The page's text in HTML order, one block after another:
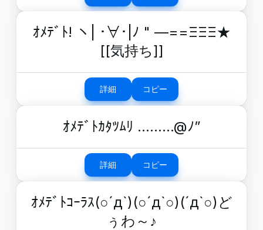
ｵﾒﾃﾞﾄ! ヽ| ･∀･|ﾉ " —==ΞΞΞ★
[[気持ち]]
詳細 コピー
ｵﾒﾃﾞﾄｶﾀﾂﾑﾘ ………@ﾉ”
詳細 コピー
ｵﾒﾃﾞﾄｺｰﾗｽ(○´д`)(○´д`○)(´д`○)ど
ぅわ～♪